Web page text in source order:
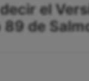
el
de